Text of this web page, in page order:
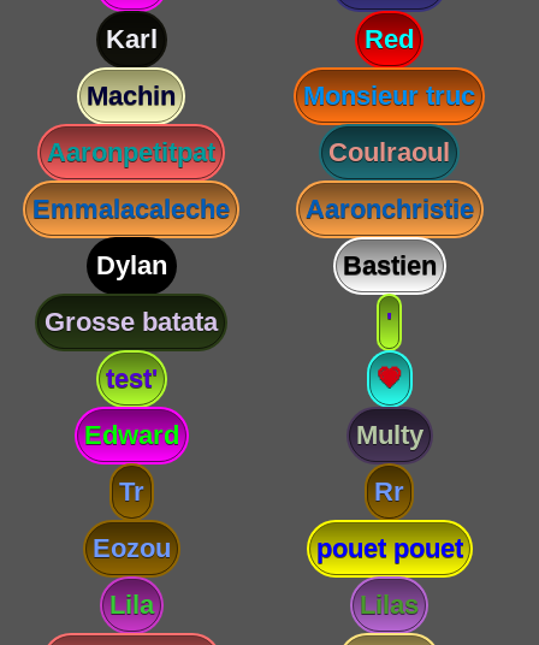
Karl
Red
Machin
Monsieur truc
Aaronpetitpat
Coulraoul
Emmalacaleche
Aaronchristie
Dylan
Bastien
Grosse batata
'
test'
💗
Edward
Multy
Tr
Rr
Eozou
pouet pouet
Lila
Lilas